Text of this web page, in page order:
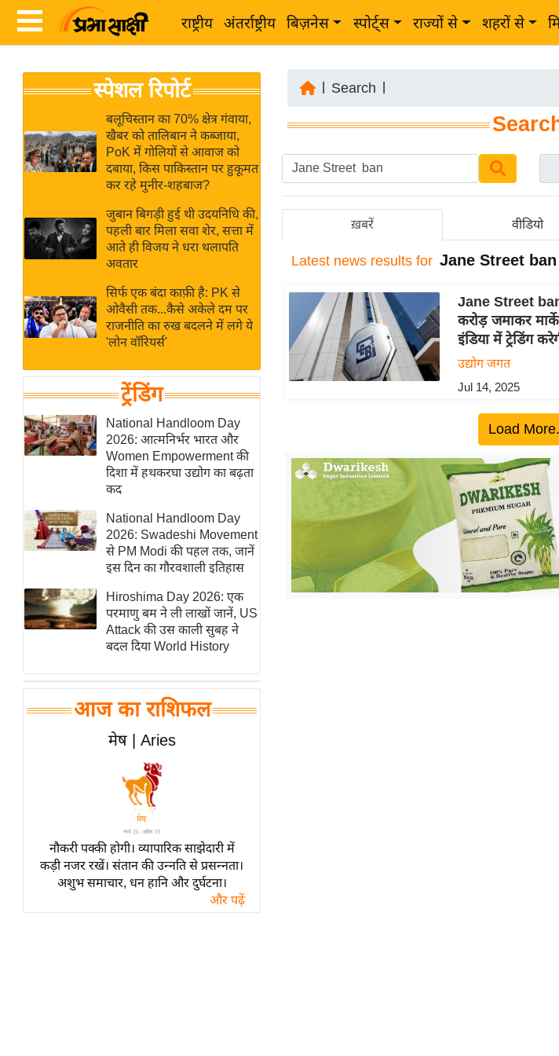
राष्ट्रीय अंतर्राष्ट्रीय बिज़नेस स्पोर्ट्स राज्यों से शहरों से
News
Hindi
Hindi
Live
News in
Hindi
News
Hindi
Videos
ब
र
अंतर्राष्ट्रीय
बिज़नेस
उद्योग
विशेषज्ञ
राय
खेल
क्रिकेट
IPL
2026
मिसाल बेमिसाल
शख्सियत
यंग इंडिया
साहित्य जगत
ऑटो वर्ल्ड
न्यूज ब्रीफ
बॉलीवुड
हॉलीवुड
फिल्म समीक्षा
लाइफस्टाइल
टेक्नॉलॉजी
ब्यूटी/फैशन
घरेलू नुस्खे
स्पेशल रिपोर्ट
बलूचिस्तान का 70% क्षेत्र गंवाया,
खैबर को तालिबान ने कब्जाया,
PoK में गोलियों से आवाज को
दबाया, किस पाकिस्तान पर हुकूमत
कर रहे मुनीर-शहबाज?
जुबान बिगड़ी हुई थी उदयनिधि की,
पहली बार मिला सवा शेर, सत्ता में
आते ही विजय ने धरा थलापति
अवतार
सिर्फ एक बंदा काफ़ी है: PK से
ओवैसी तक...कैसे अकेले दम पर
राजनीति का रुख बदलने में लगे ये
'लोन वॉरियर्स'
ट्रेंडिंग
National Handloom Day
2026: आत्मनिर्भर भारत और
Women Empowerment की
दिशा में हथकरघा उद्योग का बढ़ता
कद
National Handloom Day
2026: Swadeshi Movement
से PM Modi की पहल तक, जानें
इस दिन का गौरवशाली इतिहास
Hiroshima Day 2026: एक
परमाणु बम ने ली लाखों जानें, US
Attack की उस काली सुबह ने
बदल दिया World History
आज का राशिफल
मेष | Aries
नौकरी पक्की होगी। व्यापारिक साझेदारी में
कड़ी नजर रखें। संतान की उन्नति से प्रसन्नता।
अशुभ समाचार, धन हानि और दुर्घटना।
और पढ़ें
Search
ख़बरें वीडियो
Latest news results for Jane Street ban
Jane Street
करोड़ जमाकर
इंडिया में ट्रेडिंग
उद्योग जगत
Jul 14, 2025
Load